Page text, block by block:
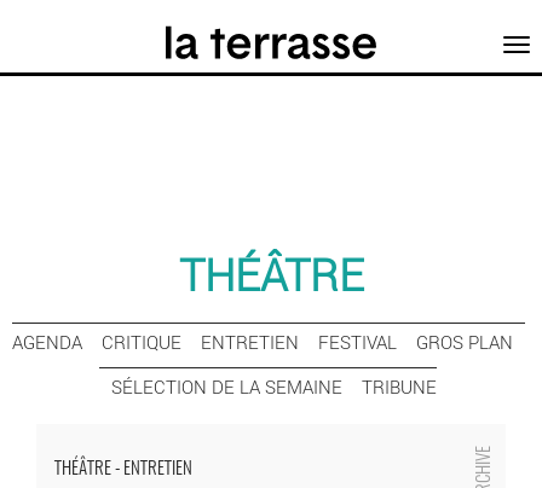
THÉÂTRE
AGENDA CRITIQUE ENTRETIEN FESTIVAL
GROS PLAN
SÉLECTION DE LA SEMAINE
TRIBUNE
THÉÂTRE - ENTRETIEN
Petits voyages au bout de la rue